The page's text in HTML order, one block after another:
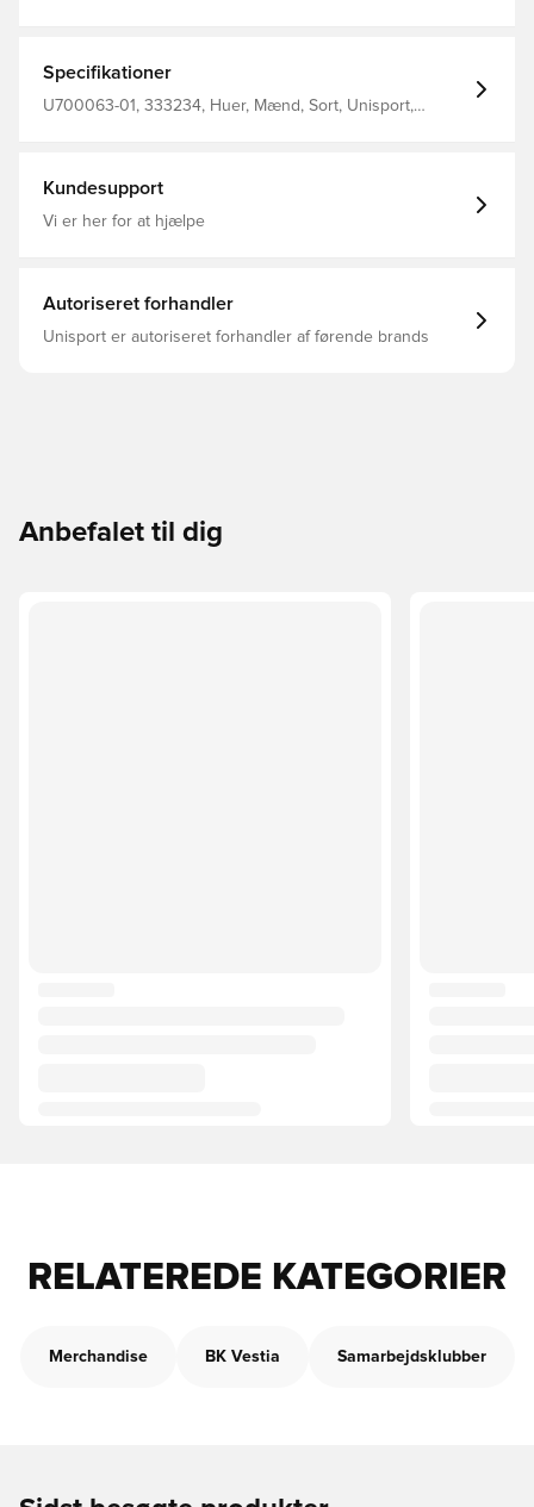
Specifikationer
U700063-01, 333234, Huer, Mænd, Sort, Unisport,
Kundesupport
Vi er her for at hjælpe
Autoriseret forhandler
Unisport er autoriseret forhandler af førende brands
Anbefalet til dig
RELATEREDE KATEGORIER
Merchandise BK Vestia Samarbejdsklubber